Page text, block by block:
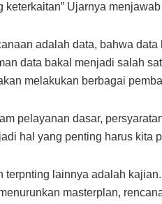
Ujarnya
adalah data, bahwa
data bakal menjadi salah
melakukan berbagai
pelayanan dasar,
hal yang penting harus kita
lainnya adalah
masterplan,